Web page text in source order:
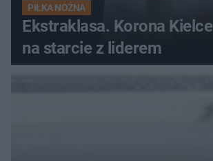
PIŁKA NOŻNA
Ekstraklasa. Korona
na starcie z liderem